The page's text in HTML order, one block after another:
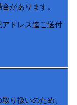
があります。
ドレス迄ご送付
り扱いのため、